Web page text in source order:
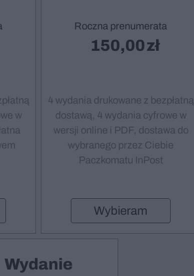
w
Roczna prenumerata
150,00
4 wydania drukowane z bezpłatną
dostawą, 4 wydania cyfrowe w
wersji online i PDF, dostawa do
wybranego przez Ciebie
Paczkomatu InPost
Wybieram
Wydanie